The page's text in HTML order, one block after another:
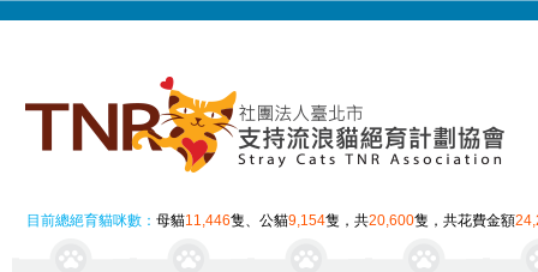
目前總絕育貓咪數：母貓11,446隻、公貓9,154隻，共20,600隻，共花費金額